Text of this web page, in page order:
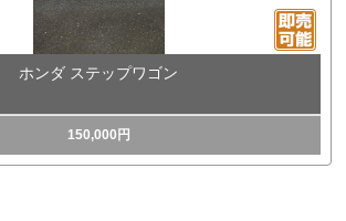
ホンダ ステップワゴン
150,000円